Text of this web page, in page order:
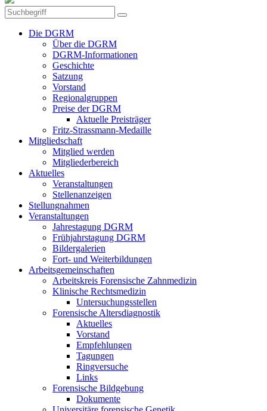
Die DGRM
Über die DGRM
DGRM-Informationen
Geschichte
Satzung
Vorstand
Regionalgruppen
Preise der DGRM
Aktuelle Preisträger
Fritz-Strassmann-Medaille
Mitgliedschaft
Mitglied werden
Mitgliederbereich
Aktuelles
Veranstaltungen
Stellenanzeigen
Stellungnahmen
Veranstaltungen
Jahrestagung DGRM
Frühjahrstagung DGRM
Bildergalerien
Fort- und Weiterbildungen
Arbeitsgemeinschaften
Arbeitskreis Forensische Zahnmedizin
Klinische Rechtsmedizin
Untersuchungsstellen
Forensische Altersdiagnostik
Aktuelles
Vorstand
Empfehlungen
Tagungen
Ringversuche
Links
Forensische Bildgebung
Dokumente